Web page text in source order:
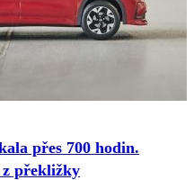
přes 700 hodin.
z překližky